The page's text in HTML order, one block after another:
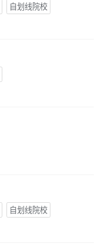
自划线院校
自划线院校